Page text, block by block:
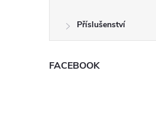
Příslušenství
FACEBOOK